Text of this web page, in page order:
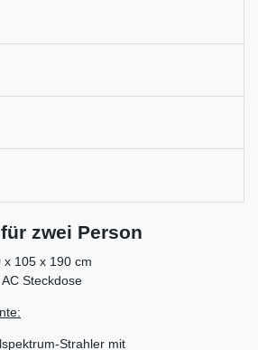
zwei Person
105 x 190 cm
Steckdose
Strahler mit